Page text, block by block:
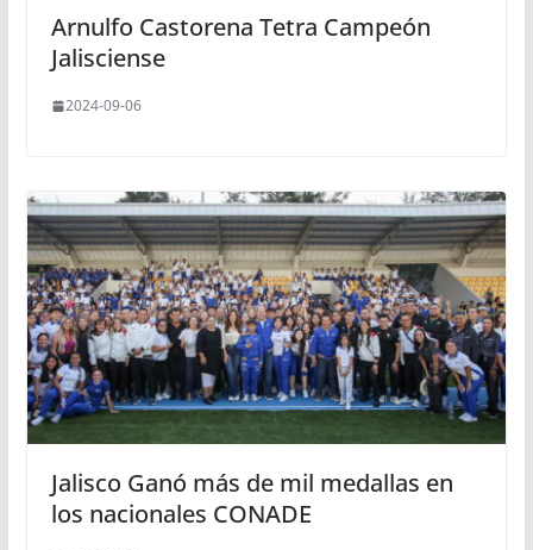
Arnulfo Castorena Tetra Campeón
Jalisciense
2024-09-06
Jalisco Ganó más de mil medallas en
los nacionales CONADE